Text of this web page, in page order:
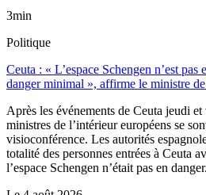
3min
Politique
Ceuta : « L’espace Schengen n’est pas
danger minimal », affirme le ministre
Après les événements de Ceuta jeudi
ministres de l’intérieur européens se
visioconférence. Les autorités
totalité des personnes entrées à Ceuta
l’espace Schengen n’était pas en danger.